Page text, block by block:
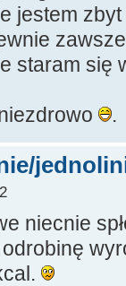
jestem
staram się
.
niecnie